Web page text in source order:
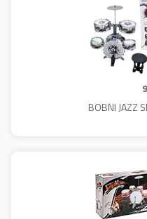
BOBNI JAZZ